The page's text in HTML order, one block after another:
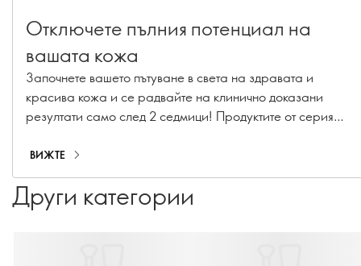
Отключете пълния потенциал на
вашата кожа
Започнете вашето пътуване в света на здравата и
красива кожа и се радвайте на клинично доказани
резултати само след 2 седмици! Продуктите от серия
кожата - за да бъдете още по-красиви и уверени в себе
си!
ВИЖТЕ
Други категории